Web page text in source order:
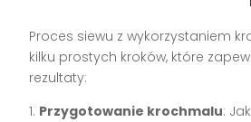
Proces siewu z wykorzystaniem
kilku prostych kroków, które
rezultaty:
1. Przygotowanie krochmalu: